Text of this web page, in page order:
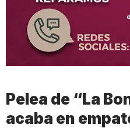
Pelea de “La
acaba en